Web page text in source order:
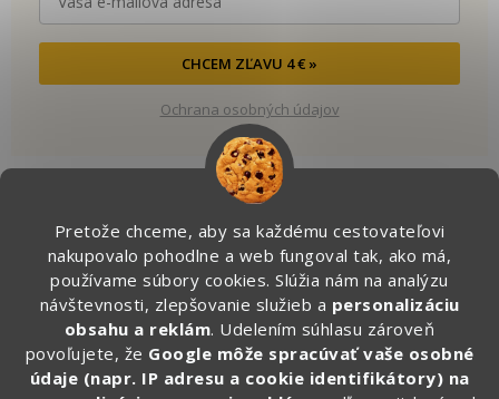
Pretože chceme, aby sa každému cestovateľovi
nakupovalo pohodlne a web fungoval tak, ako má,
používame súbory cookies. Slúžia nám na analýzu
návštevnosti, zlepšovanie služieb a personalizáciu
obsahu a reklám. Udelením súhlasu zároveň
povoľujete, že Google môže spracúvať vaše osobné
údaje (napr. IP adresu a cookie identifikátory) na
CHCEM ZĽAVU 4 € »
Ochrana osobných údajov
Kontakt
info@zapakuj.sk
+421 950 887 079 (Po - Pia, 16:00 – 21:00)
Zapakuj.czsk